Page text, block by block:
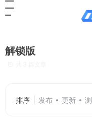
解锁版
排序 发布 更新